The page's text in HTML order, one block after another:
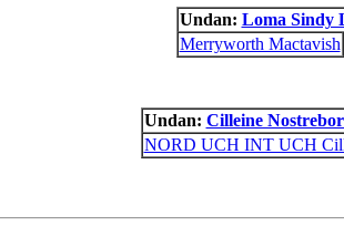
Undan: Loma Sindy
Merryworth Mactavish
Undan: Cilleine
NORD UCH INT UCH